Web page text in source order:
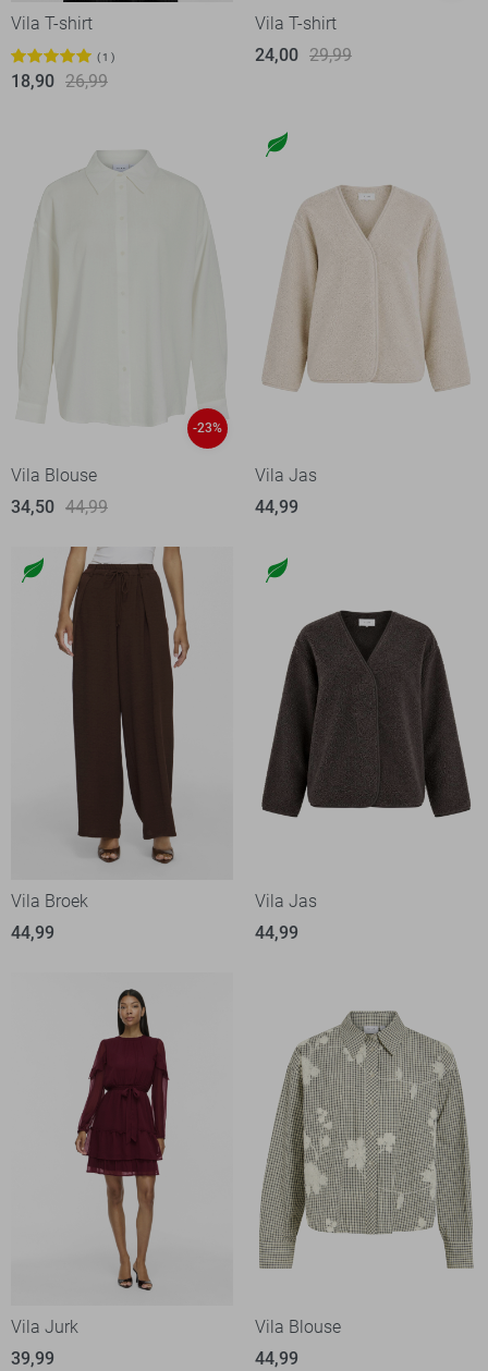
Vila T-shirt
1
18,90 26,99
Vila T-shirt
24,00 29,99
-23%
Vila Blouse
34,50 44,99
Vila Jas
44,99
Vila Broek
44,99
Vila Jas
44,99
Vila Jurk
39,99
Vila Blouse
44,99